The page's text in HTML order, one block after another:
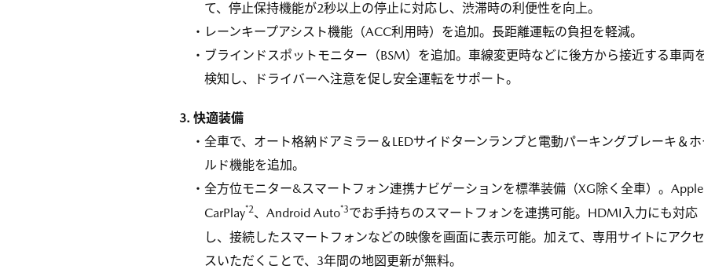
て、停止保持機能が2秒以上の停止に対応し、渋滞時の利便性を向上。
・レーンキープアシスト機能（ACC利用時）を追加。長距離運転の負担を軽減。
・ブラインドスポットモニター（BSM）を追加。車線変更時などに後方から接近する車両
検知し、ドライバーへ注意を促し安全運転をサポート。
3. 快適装備
・全車で、オート格納ドアミラー＆LEDサイドターンランプと電動パーキングブレーキ＆ホ
ルド機能を追加。
・全方位モニター&スマートフォン連携ナビゲーションを標準装備（XG除く全車）。Apple
CarPlay*2、Android Auto*3でお手持ちのスマートフォンを連携可能。HDMI入力にも対応
し、接続したスマートフォンなどの映像を画面に表示可能。加えて、専用サイトにアクセ
スいただくことで、3年間の地図更新が無料。